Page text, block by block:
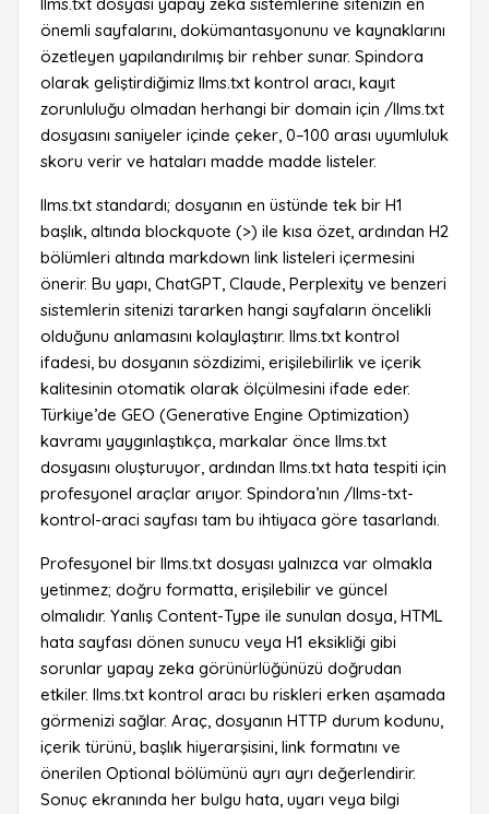
önemli sayfalarını, dokümantasyonunu ve kaynaklarını
özetleyen yapılandırılmış bir rehber sunar. Spindora
olarak geliştirdiğimiz llms.txt kontrol aracı, kayıt
zorunluluğu olmadan herhangi bir domain için /llms.txt
dosyasını saniyeler içinde çeker, 0–100 arası uyumluluk
skoru verir ve hataları madde madde listeler.
llms.txt standardı; dosyanın en üstünde tek bir H1
başlık, altında blockquote (>) ile kısa özet, ardından H2
bölümleri altında markdown link listeleri içermesini
önerir. Bu yapı, ChatGPT, Claude, Perplexity ve benzeri
sistemlerin sitenizi tararken hangi sayfaların öncelikli
olduğunu anlamasını kolaylaştırır. llms.txt kontrol
ifadesi, bu dosyanın sözdizimi, erişilebilirlik ve içerik
kalitesinin otomatik olarak ölçülmesini ifade eder.
Türkiye’de GEO (Generative Engine Optimization)
kavramı yaygınlaştıkça, markalar önce llms.txt
dosyasını oluşturuyor, ardından llms.txt hata tespiti için
profesyonel araçlar arıyor. Spindora’nın /llms-txt-
kontrol-araci sayfası tam bu ihtiyaca göre tasarlandı.
Profesyonel bir llms.txt dosyası yalnızca var olmakla
yetinmez; doğru formatta, erişilebilir ve güncel
olmalıdır. Yanlış Content-Type ile sunulan dosya, HTML
hata sayfası dönen sunucu veya H1 eksikliği gibi
sorunlar yapay zeka görünürlüğünüzü doğrudan
etkiler. llms.txt kontrol aracı bu riskleri erken aşamada
görmenizi sağlar. Araç, dosyanın HTTP durum kodunu,
içerik türünü, başlık hiyerarşisini, link formatını ve
önerilen Optional bölümünü ayrı ayrı değerlendirir.
Sonuç ekranında her bulgu hata, uyarı veya bilgi